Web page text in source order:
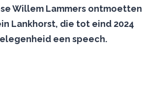
Willem Lammers ontmoetten
Lankhorst, die tot eind 2024
een speech.